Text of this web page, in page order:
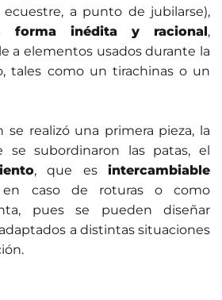
a punto de jubilarse),
forma inédita y racional,
a elementos usados durante la
tales como un tirachinas o un
se realizó una primera pieza, la
se subordinaron las patas, el
, que es intercambiable
caso de roturas o como
pues se pueden diseñar
a distintas situaciones